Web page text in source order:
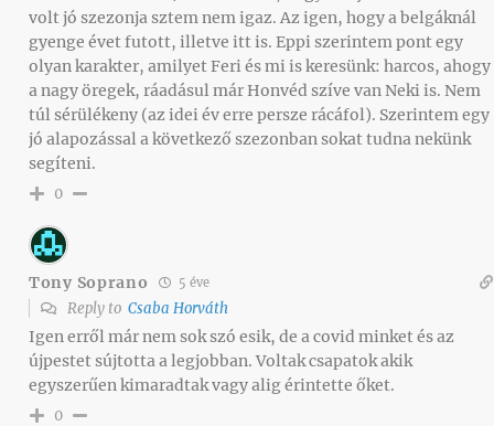
volt jó szezonja sztem nem igaz. Az igen, hogy a belgáknál
gyenge évet futott, illetve itt is. Eppi szerintem pont egy
olyan karakter, amilyet Feri és mi is keresünk: harcos, ahogy
a nagy öregek, ráadásul már Honvéd szíve van Neki is. Nem
túl sérülékeny (az idei év erre persze rácáfol). Szerintem egy
jó alapozással a következő szezonban sokat tudna nekünk
segíteni.
0
Tony Soprano 5 éve
Reply to Csaba Horváth
Igen erről már nem sok szó esik, de a covid minket és az
újpestet sújtotta a legjobban. Voltak csapatok akik
egyszerűen kimaradtak vagy alig érintette őket.
0